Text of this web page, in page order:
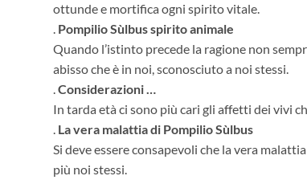
ottunde e mortifica ogni spirito vitale.
. Pompilio Sùlbus spirito animale
Quando l’istinto precede la ragione non
abisso che è in noi, sconosciuto a noi stessi.
.Considerazioni …
In tarda età ci sono più cari gli affetti dei vivi
. La vera malattia di Pompilio Sùlbus
Si deve essere consapevoli che la vera
più noi stessi.